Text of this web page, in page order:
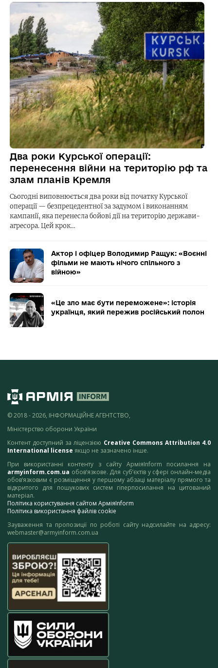
Два роки Курської операції:
перенесення війни на територію рф та
злам планів Кремля
Сьогодні виповнюється два роки від початку Курської
операції — безпрецедентної за задумом і виконанням
кампанії, яка перенесла бойові дії на територію держави-
агресора. Цей крок…
Актор і офіцер Володимир Ращук: «Воєнні
фільми не мають нічого спільного з
війною»
«Це зло має бути переможене»: історія
українця, який пережив російський полон
© 2018 - 2026, ІНФОРМАЦІЙНЕ АГЕНТСТВО,
Міністерство оборони України
Контент доступний за ліцензією Creative Commons Attribution 4.0
International license якщо не зазначено інше.
При використанні контенту з сайту АрміяInform посилання на
armyinform.com.ua обов’язкове. Для суб’єктів у сфері онлайн-медіа
обов’язковим є розміщення у першому абзаці матеріалу прямого та
відкритого для пошукових систем гіперпосилання на цитований
матеріал.
Політика користування сайтом АрміяInform
Політика використання файлів cookie
Зауваження та пропозиції по роботі сайту надсилайте на адресу:
webmaster@armyinform.com.ua